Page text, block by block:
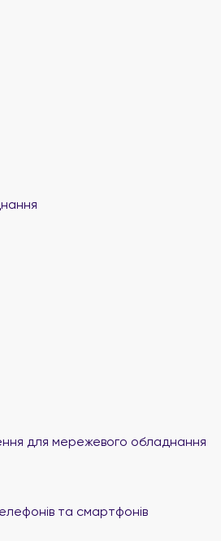
для мережевого обладнання
та смартфонів